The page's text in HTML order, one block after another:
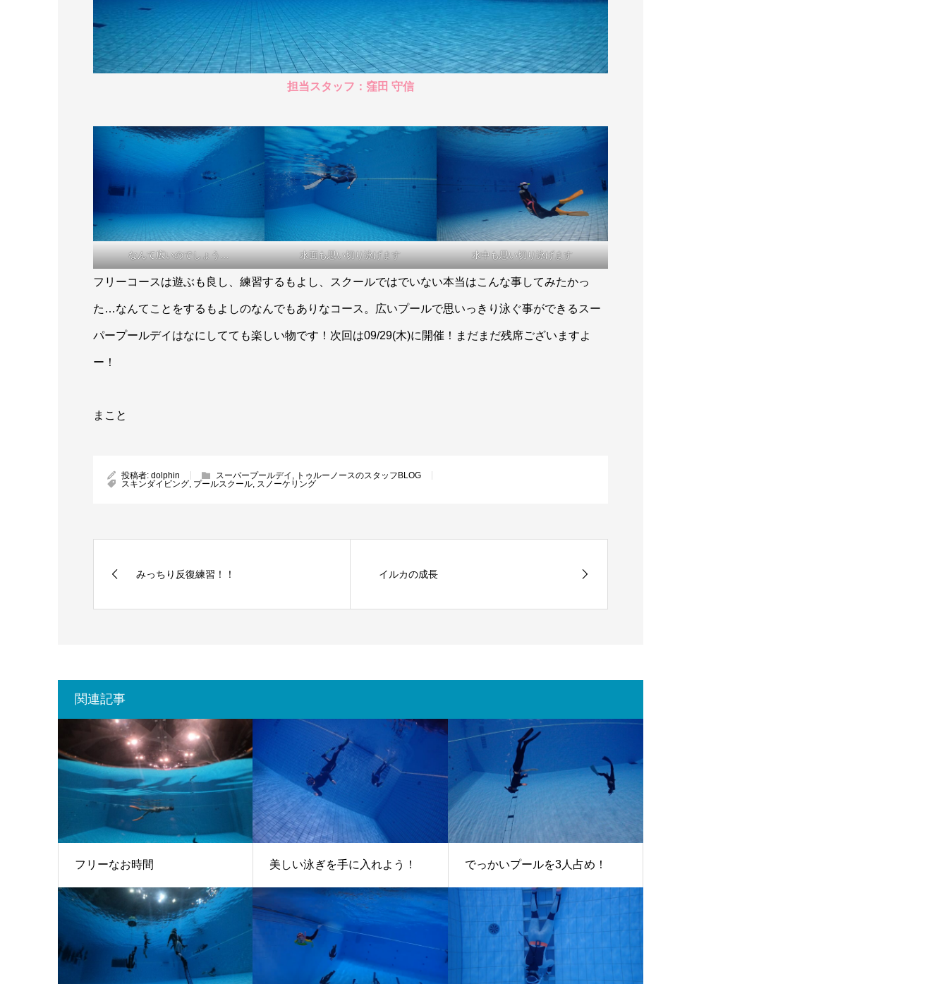
担当スタッフ：窪田 守信
なんて広いのでしょう… 水面も思い切り泳げます 水中も思い切り泳げます
フリーコースは遊ぶも良し、練習するもよし、スクールではでいない本当はこんな事してみたかっ
た…なんてことをするもよしのなんでもありなコース。広いプールで思いっきり泳ぐ事ができるスー
パープールデイはなにしてても楽しい物です！次回は09/29(木)に開催！まだまだ残席ございますよ
ー！
まこと
投稿者: dolphin スーパープールデイ
トゥルーノースのスタッフBLOG
スキンダイビング プールスクール スノーケリング
みっちり反復練習！！ イルカの成長
関連記事
フリーなお時間 美しい泳ぎを手に入れよう！ でっかいプールを3人占め！